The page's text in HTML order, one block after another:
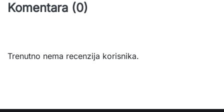
Komentara (0)
Trenutno nema recenzija korisnika.